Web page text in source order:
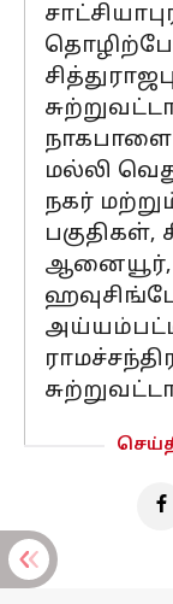
மல்லி
நகர்
பகுதிகள்,
ஆனையூர்,